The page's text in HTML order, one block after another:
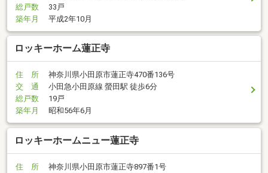
総戸数
33戸
築年月
平成2年10月
ロッキーホーム蓮正寺
住 所
神奈川県小田原市蓮正寺470番136号
交 通
小田急小田原線 螢田駅 徒歩6分
総戸数
19戸
築年月
昭和56年6月
ロッキーホームニュー蓮正寺
住 所
神奈川県小田原市蓮正寺897番1号